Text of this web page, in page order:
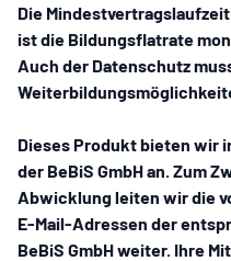
Die
ist die Bildungsflatrate
Auch der Datenschutz
Dieses Produkt bieten wir
der BeBiS GmbHan. Zum
Abwicklung leiten wir die
E-Mail-Adressen der
BeBiS GmbH weiter. Ihre